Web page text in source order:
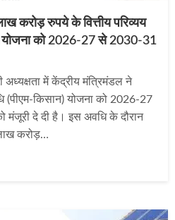
करोड़ रुपये के वित्तीय परिव्यय
योजना को 2026-27 से 2030-31
अध्यक्षता में केंद्रीय मंत्रिमंडल ने
(पीएम-किसान) योजना को 2026-27
दे दी है। इस अवधि के दौरान
करोड़…